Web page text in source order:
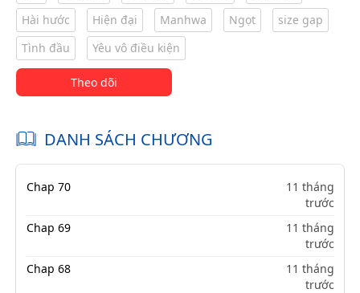
Hài hước
Hiện đại Manhwa Ngọt
size gap
Tình đầu
Yêu vô điều kiện
Theo dõi
DANH SÁCH CHƯƠNG
Chap 70
11 tháng
trước
Chap 69
11 tháng
trước
Chap 68
11 tháng
trước